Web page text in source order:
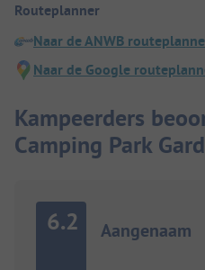
Routeplanner
Naar de ANWB
Naar de Google
Kampeerders
Camping Park
6.2 Aangenaam